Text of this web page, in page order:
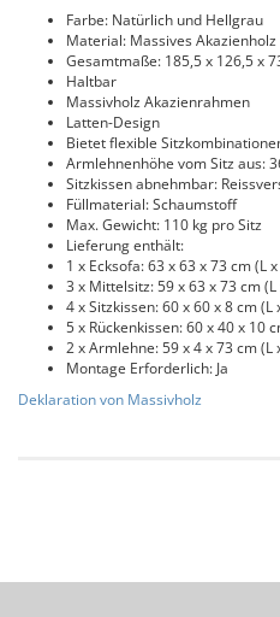
Farbe: Natürlich und Hellgrau
Material: Massives
Gesamtmaße: 185,5 x 126,5 x
Haltbar
Massivholz Akazienrahmen
Latten-Design
Bietet flexible
Armlehnenhöhe vom Sitz aus:
Sitzkissen abnehmbar:
Füllmaterial: Schaumstoff
Max. Gewicht: 110 kg pro Sitz
Lieferung enthält:
1 x Ecksofa: 63 x 63 x 73 cm (L
3 x Mittelsitz: 59 x 63 x 73 cm (L
4 x Sitzkissen: 60 x 60 x 8 cm (L
5 x Rückenkissen: 60 x 40 x 10
2 x Armlehne: 59 x 4 x 73 cm (L
Montage Erforderlich: Ja
Deklaration von Massivholz